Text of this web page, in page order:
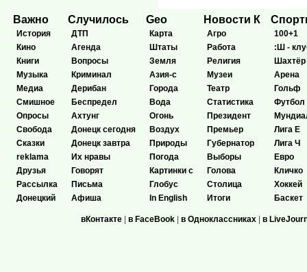
Важно
История
Кино
Книги
Музыка
Медиа
Смишное
Опросы
Свобода
Сказки
reklama
Друзья
Рассылка
Донецкий
Случилось
ДТП
Агенда
Вопросы
Криминал
Дерибан
Беспредел
Ахтунг
Донецк сегодня
Донецк завтра
Их нравы
Говорят
Письма
Афиша
Geo
Карта
Штаты
Земля
Азия-с
Города
Вода
Огонь
Воздух
Природы
Погода
Картинки с
Глобус
In English
Новости К
Агро
Работа
Религия
Музеи
Театр
Статистика
Президент
Премьер
Губернатор
Выборы
Голова
Столица
Итоги
100+1
:Ш -
Шахтёр
Арена
Гольф
Футбол
Лига Е
Лига Ч
Евро
Кличко
Хоккей
Баскет
вКонтакте | в FaceBook | в Одноклассниках | в